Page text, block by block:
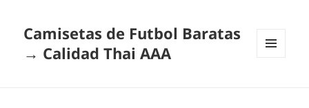
Camisetas de Futbol Baratas
→ Calidad Thai AAA